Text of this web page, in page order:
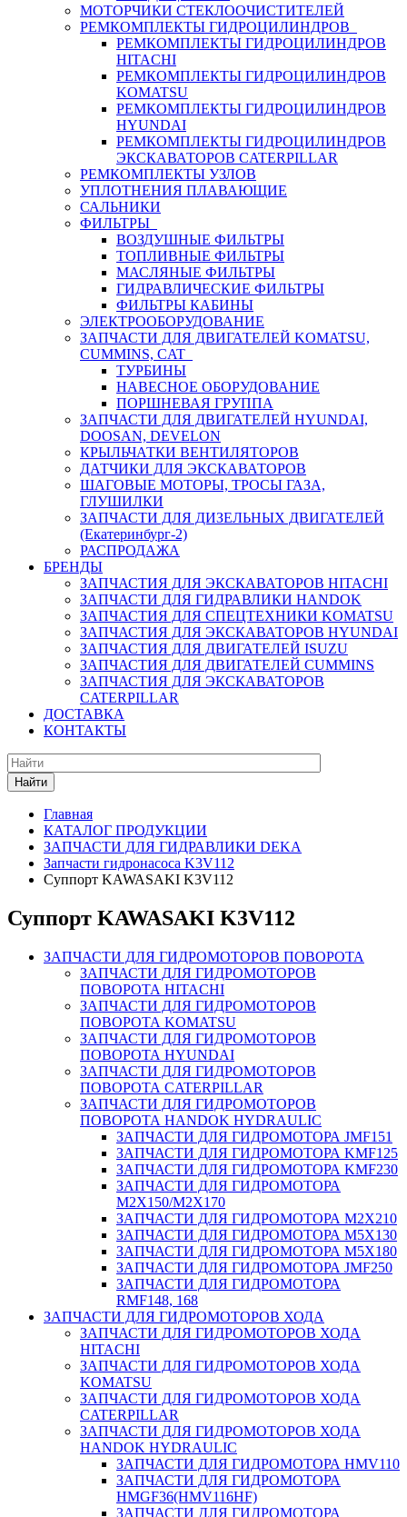
МОТОРЧИКИ СТЕКЛООЧИСТИТЕЛЕЙ
РЕМКОМПЛЕКТЫ ГИДРОЦИЛИНДРОВ
РЕМКОМПЛЕКТЫ ГИДРОЦИЛИНДРОВ
HITACHI
РЕМКОМПЛЕКТЫ ГИДРОЦИЛИНДРОВ
KOMATSU
РЕМКОМПЛЕКТЫ ГИДРОЦИЛИНДРОВ
HYUNDAI
РЕМКОМПЛЕКТЫ ГИДРОЦИЛИНДРОВ
ЭКСКАВАТОРОВ CATERPILLAR
РЕМКОМПЛЕКТЫ УЗЛОВ
УПЛОТНЕНИЯ ПЛАВАЮЩИЕ
САЛЬНИКИ
ФИЛЬТРЫ
ВОЗДУШНЫЕ ФИЛЬТРЫ
ТОПЛИВНЫЕ ФИЛЬТРЫ
МАСЛЯНЫЕ ФИЛЬТРЫ
ГИДРАВЛИЧЕСКИЕ ФИЛЬТРЫ
ФИЛЬТРЫ КАБИНЫ
ЭЛЕКТРООБОРУДОВАНИЕ
ЗАПЧАСТИ ДЛЯ ДВИГАТЕЛЕЙ KOMATSU,
CUMMINS, CAT
ТУРБИНЫ
НАВЕСНОЕ ОБОРУДОВАНИЕ
ПОРШНЕВАЯ ГРУППА
ЗАПЧАСТИ ДЛЯ ДВИГАТЕЛЕЙ HYUNDAI,
DOOSAN, DEVELON
КРЫЛЬЧАТКИ ВЕНТИЛЯТОРОВ
ДАТЧИКИ ДЛЯ ЭКСКАВАТОРОВ
ШАГОВЫЕ МОТОРЫ, ТРОСЫ ГАЗА,
ГЛУШИЛКИ
ЗАПЧАСТИ ДЛЯ ДИЗЕЛЬНЫХ ДВИГАТЕЛЕЙ
(Екатеринбург-2)
РАСПРОДАЖА
БРЕНДЫ
ЗАПЧАСТИЯ ДЛЯ ЭКСКАВАТОРОВ HITACHI
ЗАПЧАСТИ ДЛЯ ГИДРАВЛИКИ HANDOK
ЗАПЧАСТИЯ ДЛЯ СПЕЦТЕХНИКИ KOMATSU
ЗАПЧАСТИЯ ДЛЯ ЭКСКАВАТОРОВ HYUNDAI
ЗАПЧАСТИЯ ДЛЯ ДВИГАТЕЛЕЙ ISUZU
ЗАПЧАСТИЯ ДЛЯ ДВИГАТЕЛЕЙ CUMMINS
ЗАПЧАСТИЯ ДЛЯ ЭКСКАВАТОРОВ
CATERPILLAR
ДОСТАВКА
КОНТАКТЫ
Найти
Главная
КАТАЛОГ ПРОДУКЦИИ
ЗАПЧАСТИ ДЛЯ ГИДРАВЛИКИ DEKA
Запчасти гидронасоса K3V112
Суппорт KAWASAKI K3V112
Суппорт KAWASAKI K3V112
ЗАПЧАСТИ ДЛЯ ГИДРОМОТОРОВ ПОВОРОТА
ЗАПЧАСТИ ДЛЯ ГИДРОМОТОРОВ
ПОВОРОТА HITACHI
ЗАПЧАСТИ ДЛЯ ГИДРОМОТОРОВ
ПОВОРОТА KOMATSU
ЗАПЧАСТИ ДЛЯ ГИДРОМОТОРОВ
ПОВОРОТА HYUNDAI
ЗАПЧАСТИ ДЛЯ ГИДРОМОТОРОВ
ПОВОРОТА CATERPILLAR
ЗАПЧАСТИ ДЛЯ ГИДРОМОТОРОВ
ПОВОРОТА HANDOK HYDRAULIC
ЗАПЧАСТИ ДЛЯ ГИДРОМОТОРА JMF151
ЗАПЧАСТИ ДЛЯ ГИДРОМОТОРА KMF125
ЗАПЧАСТИ ДЛЯ ГИДРОМОТОРА KMF230
ЗАПЧАСТИ ДЛЯ ГИДРОМОТОРА
M2X150/M2X170
ЗАПЧАСТИ ДЛЯ ГИДРОМОТОРА M2X210
ЗАПЧАСТИ ДЛЯ ГИДРОМОТОРА M5X130
ЗАПЧАСТИ ДЛЯ ГИДРОМОТОРА M5X180
ЗАПЧАСТИ ДЛЯ ГИДРОМОТОРА JMF250
ЗАПЧАСТИ ДЛЯ ГИДРОМОТОРА
RMF148, 168
ЗАПЧАСТИ ДЛЯ ГИДРОМОТОРОВ ХОДА
ЗАПЧАСТИ ДЛЯ ГИДРОМОТОРОВ ХОДА
HITACHI
ЗАПЧАСТИ ДЛЯ ГИДРОМОТОРОВ ХОДА
KOMATSU
ЗАПЧАСТИ ДЛЯ ГИДРОМОТОРОВ ХОДА
CATERPILLAR
ЗАПЧАСТИ ДЛЯ ГИДРОМОТОРОВ ХОДА
HANDOK HYDRAULIC
ЗАПЧАСТИ ДЛЯ ГИДРОМОТОРА HMV110
ЗАПЧАСТИ ДЛЯ ГИДРОМОТОРА
HMGF36(HMV116HF)
ЗАПЧАСТИ ДЛЯ ГИДРОМОТОРА